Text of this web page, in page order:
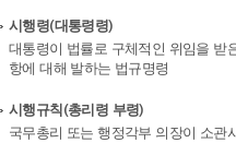
시행령(대통령령)
대통령이 법률로 구체적인 위임을 받
항에 대해 발하는 법규명령
시행규칙(총리령 부령)
국무총리 또는 행정각부 의장이 소관